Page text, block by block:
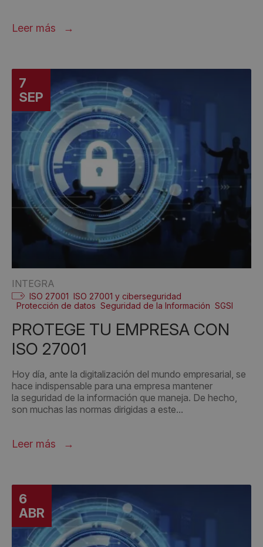
Leer más
7
SEP
INTEGRA
ISO 27001 ISO 27001 y ciberseguridad
Protección de datos Seguridad de la Información SGSI
PROTEGE TU EMPRESA CON
ISO 27001
Hoy día, ante la digitalización del mundo empresarial, se
hace indispensable para una empresa mantener
la seguridad de la información que maneja. De hecho,
son muchas las normas dirigidas a este...
Leer más
6
ABR